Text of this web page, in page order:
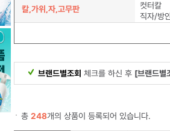
칼,가위,자,고무판 컷터칼
직자/방
브랜드별조회 체크를 하신 후 [브랜드별
총 248개의 상품이 등록되어 있습니다.